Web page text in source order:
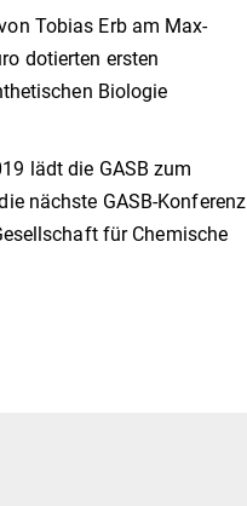
Tobias Erb am Max-
dotierten ersten
Biologie
lädt die GASB zum
nächste GASB-Konferenz
für Chemische